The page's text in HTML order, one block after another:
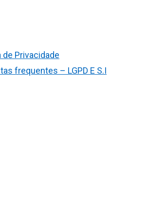
de Privacidade
frequentes – LGPD E S.I